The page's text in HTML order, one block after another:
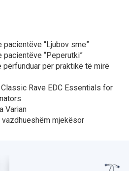
pacientëve “Ljubov sme”
pacientëve “Peperutki”
për praktikë të mirë
Rave EDC Essentials for
Varian
mjekësor